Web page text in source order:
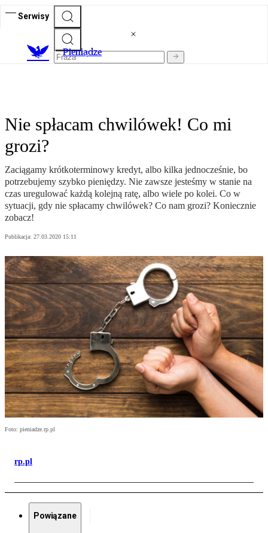
Serwisy
Pieniądze
Nie spłacam chwilówek! Co mi
grozi?
Zaciągamy krótkoterminowy kredyt, albo kilka jednocześnie, bo
potrzebujemy szybko pieniędzy. Nie zawsze jesteśmy w stanie na
czas uregulować każdą kolejną ratę, albo wiele po kolei. Co w
sytuacji, gdy nie spłacamy chwilówek? Co nam grozi? Koniecznie
zobacz!
Publikacja: 27.03.2020 15:11
Foto: pieniadze.rp.pl
rp.pl
Powiązane